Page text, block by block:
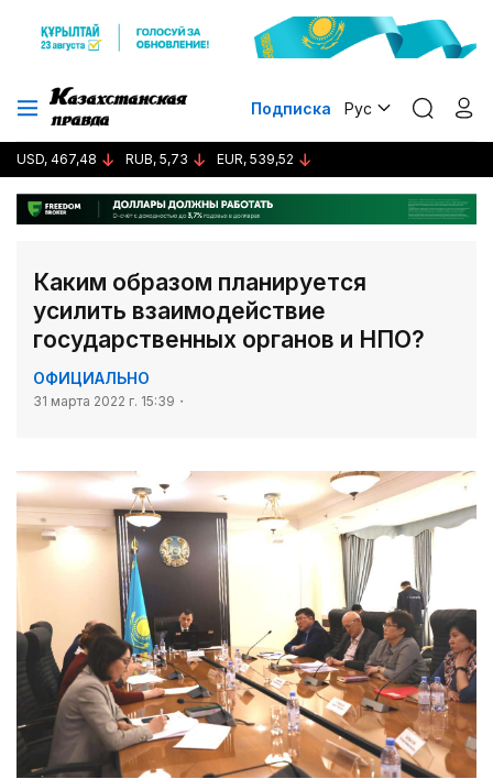
Подписка Рус
USD, 467,48 RUB, 5,73 EUR, 539,52
Каким образом планируется
усилить взаимодействие
государственных органов и НПО?
ОФИЦИАЛЬНО
31 марта 2022 г. 15:39